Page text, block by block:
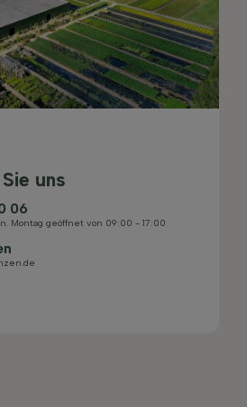
uns
06
Montag geöffnet von 09:00 - 17:00